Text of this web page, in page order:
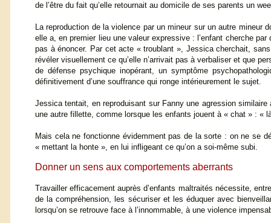
de l’être du fait qu’elle retournait au domicile de ses parents un
La reproduction de la violence par un mineur sur un autre mineur
elle a, en premier lieu une valeur expressive : l’enfant cherche
pas à énoncer. Par cet acte « troublant », Jessica cherchait,
révéler visuellement ce qu’elle n’arrivait pas à verbaliser et que
de défense psychique inopérant, un symptôme
définitivement d’une souffrance qui ronge intérieurement le sujet.
Jessica tentait, en reproduisant sur Fanny une agression
une autre fillette, comme lorsque les enfants jouent à « chat » : «
Mais cela ne fonctionne évidemment pas de la sorte : on ne se
« mettant la honte », en lui infligeant ce qu’on a soi-même subi.
Donner un sens aux comportements aberrants
Travailler efficacement auprès d’enfants maltraités nécessite,
de la compréhension, les sécuriser et les éduquer avec
lorsqu’on se retrouve face à l’innommable, à une violence